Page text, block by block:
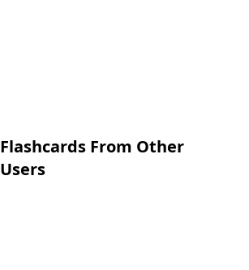
Flashcards From Other
Users